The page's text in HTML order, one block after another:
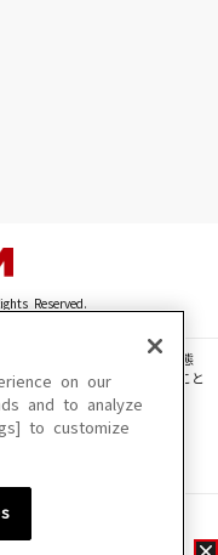
Reserved.
・動画・音声等を、手段や形態
、転載、ファイル化などすること
い場合があります。
合があります。
on our
and to analyze
to customize